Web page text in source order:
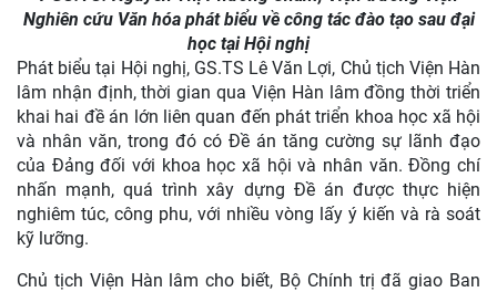
Nghiên cứu Văn hóa phát biểu về công tác đào tạo sau đại
học tại Hội nghị
Phát biểu tại Hội nghị, GS.TS Lê Văn Lợi, Chủ tịch Viện Hàn
lâm nhận định, thời gian qua Viện Hàn lâm đồng thời triển
khai hai đề án lớn liên quan đến phát triển khoa học xã hội
và nhân văn, trong đó có Đề án tăng cường sự lãnh đạo
của Đảng đối với khoa học xã hội và nhân văn. Đồng chí
nhấn mạnh, quá trình xây dựng Đề án được thực hiện
nghiêm túc, công phu, với nhiều vòng lấy ý kiến và rà soát
kỹ lưỡng.
Chủ tịch Viện Hàn lâm cho biết, Bộ Chính trị đã giao Ban